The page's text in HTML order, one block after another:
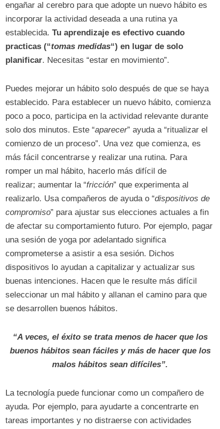
engañar al cerebro para que adopte un nuevo hábito es
incorporar la actividad deseada a una rutina ya
establecida.Tu aprendizaje es efectivo cuando
practicas (“tomas medidas“) en lugar de solo
planificar. Necesitas “estar en movimiento”.
Puedes mejorar un hábito solo después de que se haya
establecido. Para establecer un nuevo hábito, comienza
poco a poco, participa en la actividad relevante durante
solo dos minutos. Este “aparecer” ayuda a “ritualizar el
comienzo de un proceso”. Una vez que comienza, es
más fácil concentrarse y realizar una rutina. Para
romper un mal hábito, hacerlo más difícil de
realizar; aumentar la “fricción” que experimenta al
realizarlo. Usa compañeros de ayuda o “dispositivos de
compromiso” para ajustar sus elecciones actuales a fin
de afectar su comportamiento futuro. Por ejemplo, pagar
una sesión de yoga por adelantado significa
comprometerse a asistir a esa sesión. Dichos
dispositivos lo ayudan a capitalizar y actualizar sus
buenas intenciones. Hacen que le resulte más difícil
seleccionar un mal hábito y allanan el camino para que
se desarrollen buenos hábitos.
“A veces, el éxito se trata menos de hacer que los
buenos hábitos sean fáciles y más de hacer que los
malos hábitos sean difíciles”.
La tecnología puede funcionar como un compañero de
ayuda. Por ejemplo, para ayudarte a concentrarte en
tareas importantes y no distraerse con actividades